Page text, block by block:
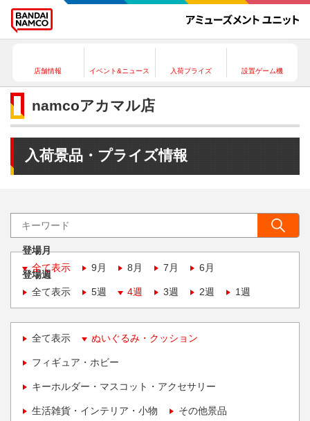
店舗情報 イベント&ニュース 入荷プライズ 設置ゲーム機
namcoアカマル店
入荷景品・プライズ情報
登場月
全て表示
9月 8月 7月 6月
登場週
全て表示
5週 4週 3週 2週 1週
全て表示 ぬいぐるみ・クッション
フィギュア・ホビー
キーホルダー・マスコット・アクセサリー
生活雑貨・インテリア・小物 その他景品